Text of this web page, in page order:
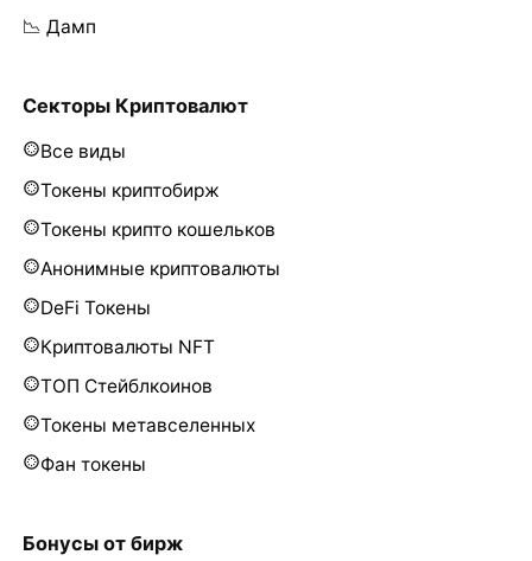
📉 Дамп
Секторы Криптовалют
Все виды
Токены криптобирж
Токены крипто кошельков
Анонимные криптовалюты
DeFi Токены
Криптовалюты NFT
ТОП Стейблкоинов
Токены метавселенных
Фан токены
Бонусы от бирж